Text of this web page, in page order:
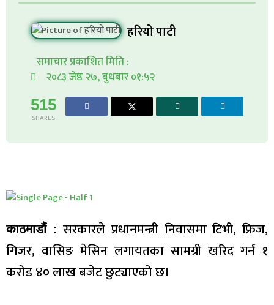
हरियो पाटी
समाचार प्रकाशित मिति :
२०८३ जेष्ठ २७, बुधबार ०१:५२
515
SHARES
काठमाडौं : सरकारले प्रधानमन्त्री निवासमा टिभी, फ्रिज,
गिजर, वासिङ मेसिन लगायतका सामग्री खरिद गर्न १
करोड ४० लाख बजेट छुट्याएको छ।